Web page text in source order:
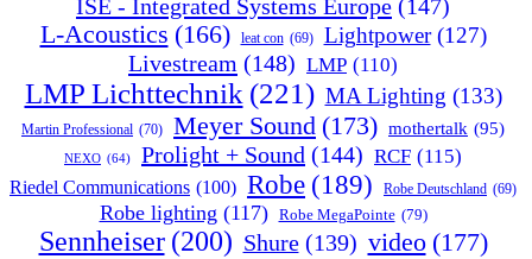
ISE - Integrated Systems Europe (147)
L-Acoustics (166) leat con (69) Lightpower (127)
Livestream (148) LMP (110)
LMP Lichttechnik (221) MA Lighting (133)
Martin Professional (70) Meyer Sound (173) mothertalk (95)
NEXO (64) Prolight + Sound (144) RCF (115)
Riedel Communications (100) Robe (189) Robe Deutschland (69)
Robe lighting (117) Robe MegaPointe (79)
Sennheiser (200) Shure (139) video (177)